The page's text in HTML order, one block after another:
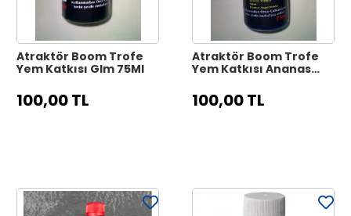
Atraktör Boom Trofe
Yem Katkısı Glm 75Ml
100,00 TL
Atraktör Boom Trofe
Yem Katkısı Ananas
100,00 TL